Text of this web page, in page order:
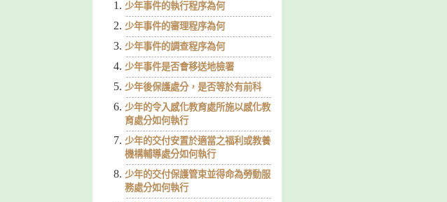
少年事件的執行程序為何
少年事件的審理程序為何
少年事件的調查程序為何
少年事件是否會移送地檢署
少年後保護處分，是否等於有前科
少年的令入感化教育處所施以感化教
育處分如何執行
少年的交付安置於適當之福利或教養
機構輔導處分如何執行
少年的交付保護管束並得命為勞動服
務處分如何執行